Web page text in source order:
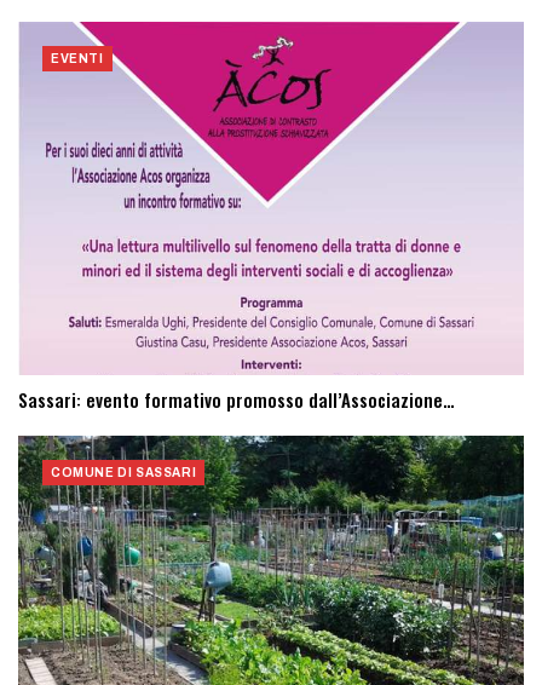
EVENTI
Sassari: evento formativo promosso dall’Associazione…
COMUNE DI SASSARI